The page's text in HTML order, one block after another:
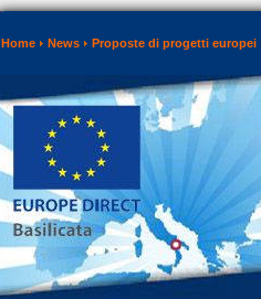
Home News Proposte di progetti europei